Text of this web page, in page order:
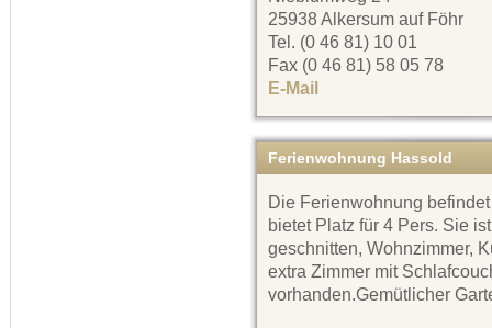
25938 Alkersum auf Föhr
Tel. (0 46 81) 10 01
Fax (0 46 81) 58 05 78
E-Mail
Ferienwohnung Hassold
Die Ferienwohnung
bietet Platz für 4 Pers. Sie
geschnitten, Wohnzimmer,
extra Zimmer mit
vorhanden.Gemütlicher